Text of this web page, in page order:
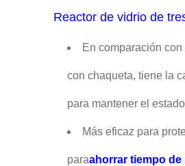
Reactor de vidrio de
En comparación
con chaqueta, tiene la
para mantener el
Más eficaz para
paraahorrar tiempo de